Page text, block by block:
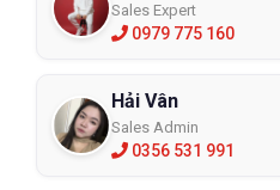
Sales Expert
0979 775 160
Hải Vân
Sales Admin
0356 531 991